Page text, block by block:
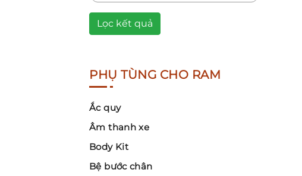
Lọc kết quả
PHỤ TÙNG CHO RAM
Ắc quy
Âm thanh xe
Body Kit
Bệ bước chân